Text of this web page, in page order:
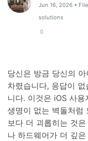
고객 지원Jun 16, 2026 •
solutions
0
당신은 방금 당신의
차렸습니다, 응답이
니다. 이것은 iOS 사
생명이 없는 벽돌처럼
보다 더 괴롭히는 것
나 하드웨어가 더 깊